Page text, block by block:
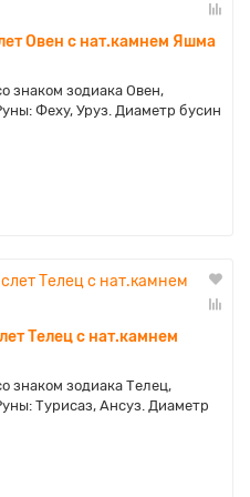
Овен с нат.камнем Яшма
знаком зодиака Овен,
Феху, Уруз. Диаметр бусин
Телец с нат.камнем
знаком зодиака Телец,
Турисаз, Ансуз. Диаметр